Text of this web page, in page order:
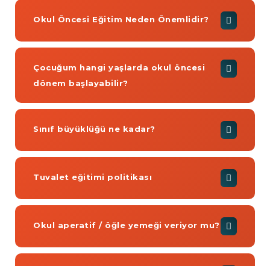
Okul Öncesi Eğitim Neden Önemlidir?
Çocuğum hangi yaşlarda okul öncesi
dönem başlayabilir?
Sınıf büyüklüğü ne kadar?
Tuvalet eğitimi politikası
Okul aperatif / öğle yemeği veriyor mu?